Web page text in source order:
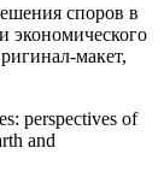
споров в
экономического
макет,
perspectives of
and